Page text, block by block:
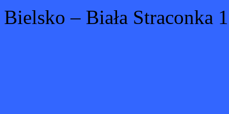
Bielsko – Biała Straconka